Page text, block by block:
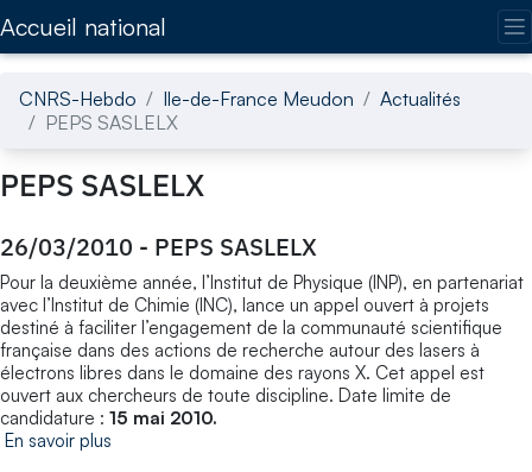
Accueil national
CNRS-Hebdo Ile-de-France Meudon
Actualités
PEPS SASLELX
PEPS SASLELX
26/03/2010 - PEPS SASLELX
Pour la deuxième année, l’Institut de Physique (INP), en partenariat
avec l’Institut de Chimie (INC), lance un appel ouvert à projets
destiné à faciliter l’engagement de la communauté scientifique
française dans des actions de recherche autour des lasers à
électrons libres dans le domaine des rayons X. Cet appel est
ouvert aux chercheurs de toute discipline. Date limite de
candidature : 15 mai 2010.
En savoir plus